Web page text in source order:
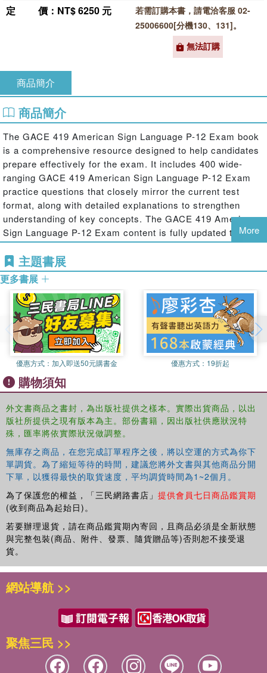
定價 ：NT$ 6250 元
若需訂購本書，請電洽客服 02-
25006600[分機130、131]。
無法訂購
商品簡介
商品簡介
The GACE 419 American Sign Language P-12 Exam book
is a comprehensive resource designed to help candidates
prepare effectively for the exam. It includes 400 wide-
ranging GACE 419 American Sign Language P-12 Exam
practice questions that closely mirror the current test
format, along with detailed explanations to strengthen
understanding of key concepts. The GACE 419 American
Sign Language P-12 Exam content is fully updated to align
with the latest standards and testing guidelines. This
makes it an ideal tool for both review and targeted study
preparation.
More
主題書展
更多書展
優惠方式： 加入即送50元購書金 優惠方式： 19折起
購物須知
外文書商品之書封，為出版社提供之樣本。實際出貨商品，以出
版社所提供之現有版本為主。部份書籍，因出版社供應狀況特
殊，匯率將依實際狀況做調整。
無庫存之商品，在您完成訂單程序之後，將以空運的方式為你下
單調貨。為了縮短等待的時間，建議您將外文書與其他商品分開
下單，以獲得最快的取貨速度，平均調貨時間為1~2個月。
為了保護您的權益，「三民網路書店」 提供會員七日商品鑑賞期
(收到商品為起始日)。
若要辦理退貨，請在商品鑑賞期內寄回，且商品必須是全新狀態
與完整包裝(商品、附件、發票、隨貨贈品等)否則恕不接受退
貨。
網站導航 >>
聚焦三民 >>